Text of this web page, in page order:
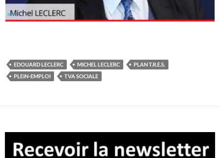
EDOUARD LECLERC MICHEL LECLERC
PLAN T.R.E.S.
PLEIN-EMPLOI
TVA SOCIALE